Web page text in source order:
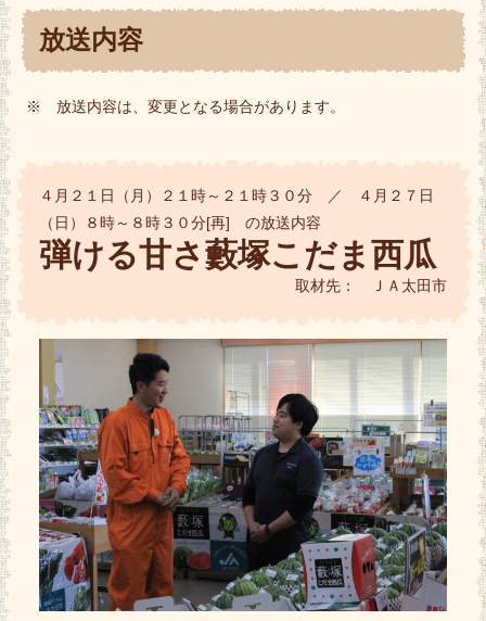
放送内容
※ 放送内容は、変更となる場合があります。
４月２１日（月）２１時～２１時３０分 ／ ４月２７日
（日）８時～８時３０分[再] の放送内容
弾ける甘さ藪塚こだま西瓜
取材先： ＪＡ太田市